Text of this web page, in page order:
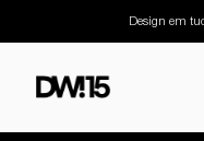
Design em